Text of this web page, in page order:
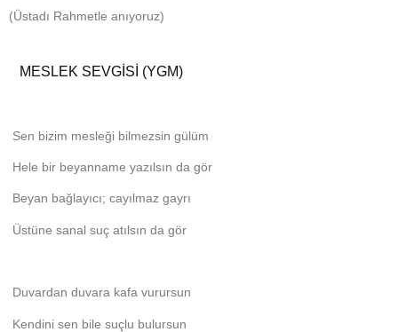
(Üstadı Rahmetle anıyoruz)
MESLEK SEVGİSİ (YGM)
Sen bizim mesleği bilmezsin gülüm
Hele bir beyanname yazılsın da gör
Beyan bağlayıcı; cayılmaz gayrı
Üstüne sanal suç atılsın da gör
Duvardan duvara kafa vurursun
Kendini sen bile suçlu bulursun